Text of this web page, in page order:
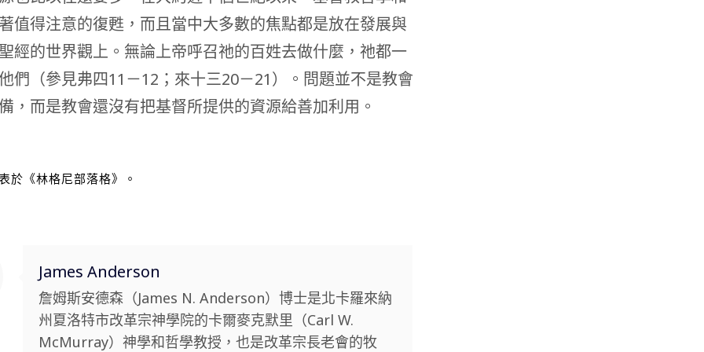
值得注意的復甦，而且當中大多數的焦點都是放在發展與
經的世界觀上。無論上帝呼召祂的百姓去做什麼，祂都一
們（參見弗四11－12；來十三20－21）。問題並不是教會
，而是教會還沒有把基督所提供的資源給善加利用。
於 《林格尼部落格》 。
James Anderson
詹姆斯安德森（James N. Anderson）博士是北卡羅來納
州夏洛特市改革宗神學院的卡爾麥克默里（Carl W.
McMurray）神學和哲學教授，也是改革宗長老會的牧